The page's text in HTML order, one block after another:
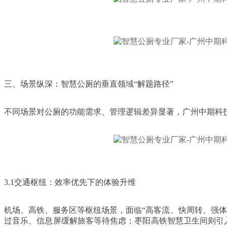
三、场景纵深：智慧公厕的垂直领域“解题路径”
不同场景对公厕的功能需求、管理逻辑差异显著，广州中期
3.1交通枢纽：效率优先下的体验升维
机场、高铁、服务区等枢纽场景，面临“高客流、快周转、强
过音乐、信息屏缓解旅客等待焦虑；枣阳高铁智慧卫生间则